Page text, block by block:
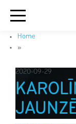
Home
»
2020-09-29